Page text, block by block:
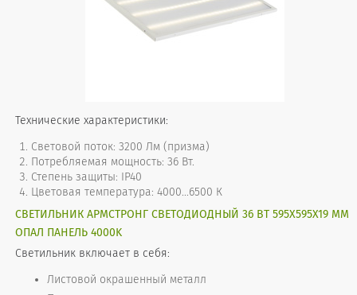
Технические характеристики:
Световой поток: 3200 Лм (призма)
Потребляемая мощность: 36 Вт.
Степень защиты: IP40
Цветовая температура: 4000...6500 К
СВЕТИЛЬНИК АРМСТРОНГ СВЕТОДИОДНЫЙ 36 ВТ 595X595X19 ММ
ОПАЛ ПАНЕЛЬ 4000K
Светильник включает в себя:
Листовой окрашенный металл